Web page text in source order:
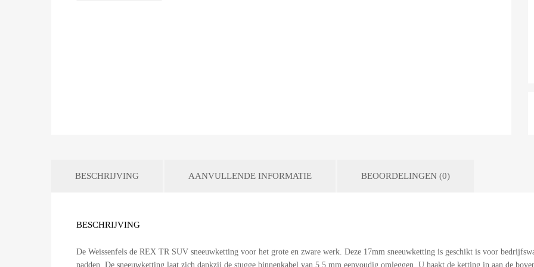
BESCHRIJVING AANVULLENDE INFORMATIE BEOORDELINGEN (0)
BESCHRIJVING
De Weissenfels de REX TR SUV sneeuwketting voor het grote en zware werk. Deze 17mm sneeuwketting is geschikt is voor
padden. De sneeuwketting laat zich dankzij de stugge binnenkabel van 5,5 mm eenvoudig omleggen. U haakt de ketting in aan de